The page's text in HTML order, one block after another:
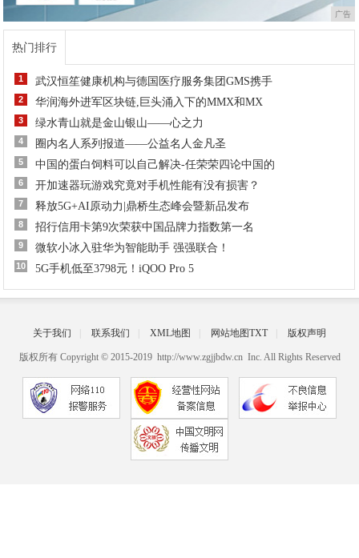
广告
热门排行
1 武汉恒笙健康机构与德国医疗服务集团GMS携手
2 华润海外进军区块链,巨头涌入下的MMX和MX
3 绿水青山就是金山银山——心之力
4 圈内名人系列报道——公益名人金凡圣
5 中国的蛋白饲料可以自己解决-任荣荣四论中国的
6 开加速器玩游戏究竟对手机性能有没有损害？
7 释放5G+AI原动力|鼎桥生态峰会暨新品发布
8 招行信用卡第9次荣获中国品牌力指数第一名
9 微软小冰入驻华为智能助手 强强联合！
10 5G手机低至3798元！iQOO Pro 5
关于我们 联系我们 XML地图 网站地图TXT 版权声明
版权所有 Copyright © 2015-2019 http://www.zgjjbdw.cn Inc. All Rights Reserved